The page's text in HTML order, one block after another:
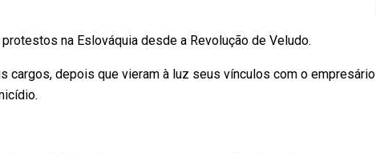
na Eslováquia desde a Revolução de Veludo.
cargos, depois que vieram à luz seus vínculos com o empresário